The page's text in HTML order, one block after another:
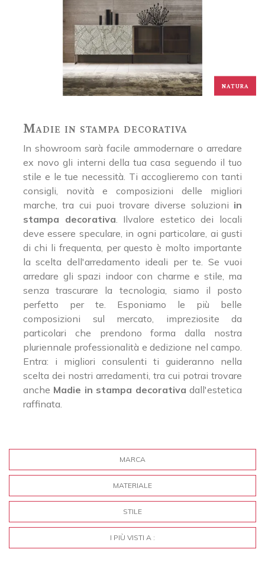
NATURA
Madie in stampa decorativa
In showroom sarà facile ammodernare o arredare
ex novo gli interni della tua casa seguendo il tuo
stile e le tue necessità. Ti accoglieremo con tanti
consigli, novità e composizioni delle migliori
marche, tra cui puoi trovare diverse soluzioni in
stampa decorativa. Ilvalore estetico dei locali
deve essere speculare, in ogni particolare, ai gusti
di chi li frequenta, per questo è molto importante
la scelta dell'arredamento ideali per te. Se vuoi
arredare gli spazi indoor con charme e stile, ma
senza trascurare la tecnologia, siamo il posto
perfetto per te. Esponiamo le più belle
composizioni sul mercato, impreziosite da
particolari che prendono forma dalla nostra
pluriennale professionalità e dedizione nel campo.
Entra: i migliori consulenti ti guideranno nella
scelta dei nostri arredamenti, tra cui potrai trovare
anche Madie in stampa decorativa dall'estetica
raffinata.
MARCA
MATERIALE
STILE
I PIÙ VISTI A :